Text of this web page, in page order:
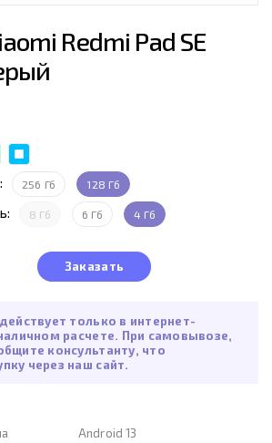
Redmi Pad SE
256 Гб 128 Гб
8 Гб 6 Гб 4 Гб
Заказать
только в интернет-
расчете. При самовывозе,
консультанту, что
через наш сайт.
Android 13